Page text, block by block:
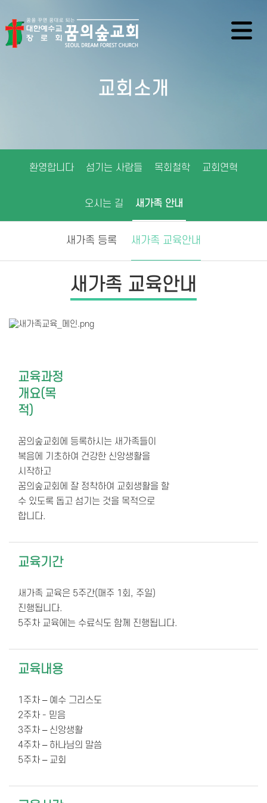
교회소개
환영합니다 섬기는 사람들 목회철학 교회연혁
오시는 길 새가족 안내
새가족 등록 새가족 교육안내
새가족 교육안내
교육과정
개요(목
적)
꿈의숲교회에 등록하시는 새가족들이
복음에 기초하여 건강한 신앙생활을
시작하고
꿈의숲교회에 잘 정착하여 교회생활을 할
수 있도록 돕고 섬기는 것을 목적으로
합니다.
교육기간
새가족 교육은 5주간(매주 1회, 주일)
진행됩니다.
5주차 교육에는 수료식도 함께 진행됩니다.
교육내용
1주차 – 예수 그리스도
2주차 - 믿음
3주차 – 신앙생활
4주차 – 하나님의 말씀
5주차 – 교회